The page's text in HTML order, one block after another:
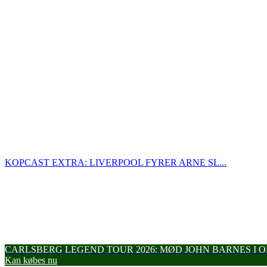
KOPCAST EXTRA: LIVERPOOL FYRER ARNE SL...
CARLSBERG LEGEND TOUR 2026: MØD JOHN BARNES I
Kan købes nu